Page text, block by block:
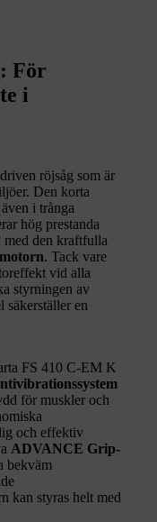
För
i
röjsåg som är
Den korta
i trånga
hög prestanda
med den kraftfulla
. Tack vare
vid alla
styrningen av
säkerställer en
FS 410 C-EM K
för muskler och
och effektiv
ADVANCE Grip-
bekväm
kan styras helt med